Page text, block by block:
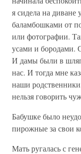
я сидела на диване
баламбошками от
или фотографии.
усами и бородами.
И дамы были в
нас. И тогда мне
наши
нельзя говорить
Бабушке было
пирожные за свои
Мать ругалась с